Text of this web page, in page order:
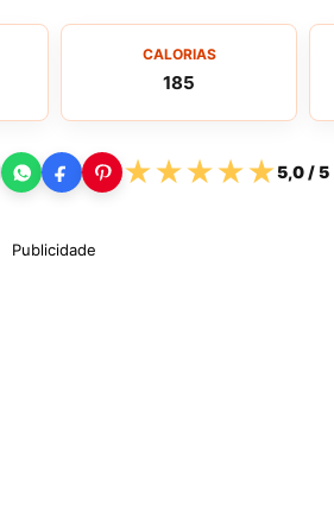
CALORIAS
185
★★★★★5,0/ 5
Publicidade